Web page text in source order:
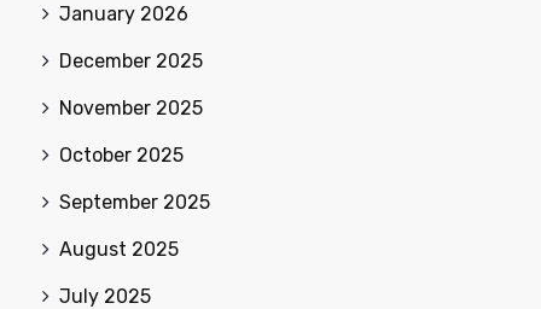
January 2026
December 2025
November 2025
October 2025
September 2025
August 2025
July 2025